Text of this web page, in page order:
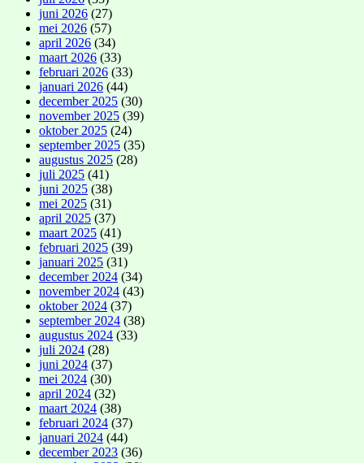
juni 2026 (27)
mei 2026 (57)
april 2026 (34)
maart 2026 (33)
februari 2026 (33)
januari 2026 (44)
december 2025 (30)
november 2025 (39)
oktober 2025 (24)
september 2025 (35)
augustus 2025 (28)
juli 2025 (41)
juni 2025 (38)
mei 2025 (31)
april 2025 (37)
maart 2025 (41)
februari 2025 (39)
januari 2025 (31)
december 2024 (34)
november 2024 (43)
oktober 2024 (37)
september 2024 (38)
augustus 2024 (33)
juli 2024 (28)
juni 2024 (37)
mei 2024 (30)
april 2024 (32)
maart 2024 (38)
februari 2024 (37)
januari 2024 (44)
december 2023 (36)